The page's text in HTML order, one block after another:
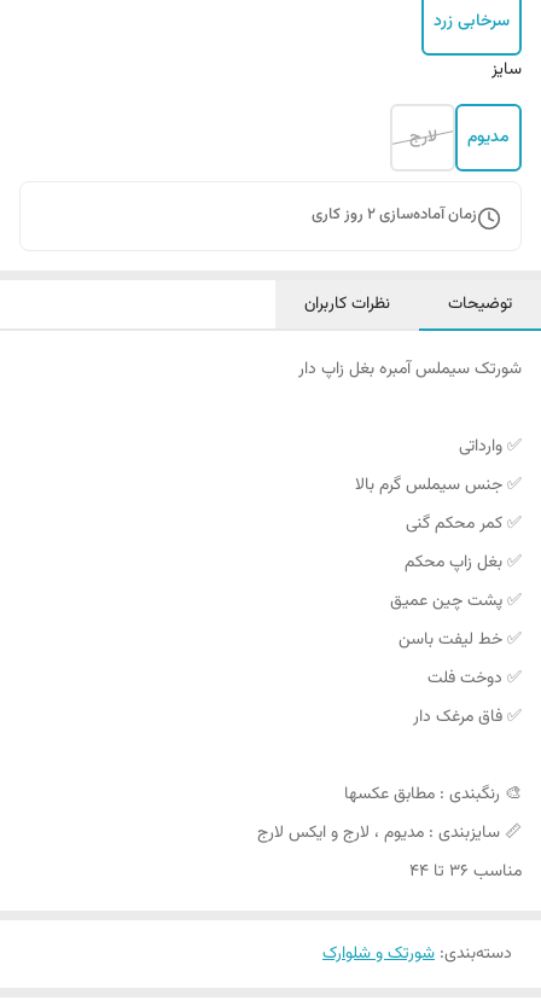
سرخابی زرد
سایز
مدیوم لارج
زمان آماده‌سازی2 روز کاری
توضیحات نظرات کاربران
شورتک سیملس آمبره بغل زاپ دار
✅ وارداتی
✅ جنس سیملس گرم بالا
✅ کمر محکم گنی
✅ بغل زاپ محکم
✅ پشت چین عمیق
✅ خط لیفت باسن
✅ دوخت فلت
✅ فاق مرغک دار
🎨 رنگبندی : مطابق عکسها
📏 سایزبندی : مدیوم ، لارج و ایکس لارج
مناسب 36 تا 44
دسته‌بندی: شورتک و شلوارک